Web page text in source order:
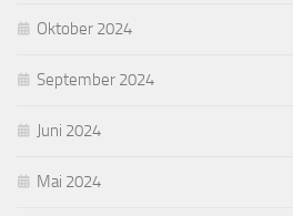
Oktober 2024
September 2024
Juni 2024
Mai 2024